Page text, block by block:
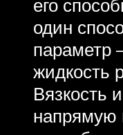
его
один
параметр
жидкость
Вязкость
напрямую